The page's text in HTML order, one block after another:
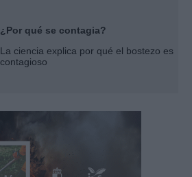
¿Por qué se contagia?
La ciencia explica por qué el bostezo es
contagioso